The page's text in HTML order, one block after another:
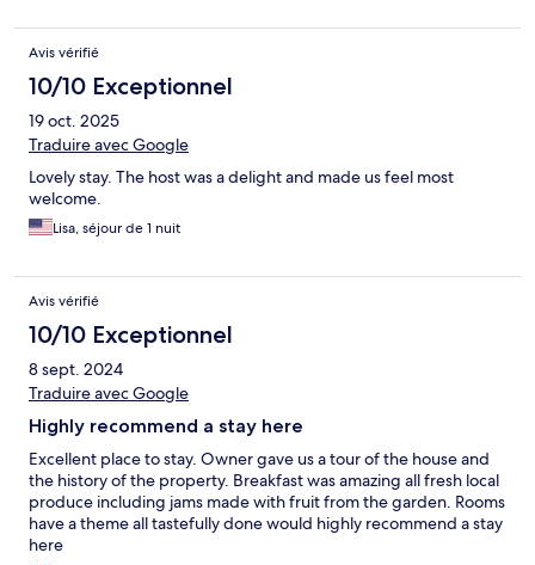
Avis vérifié
10/10 Exceptionnel
19 oct. 2025
Traduire avec Google
Lovely stay. The host was a delight and made us feel most
welcome.
Lisa, séjour de 1 nuit
Avis vérifié
10/10 Exceptionnel
8 sept. 2024
Traduire avec Google
Highly recommend a stay here
Excellent place to stay. Owner gave us a tour of the house and
the history of the property. Breakfast was amazing all fresh local
produce including jams made with fruit from the garden. Rooms
have a theme all tastefully done would highly recommend a stay
here